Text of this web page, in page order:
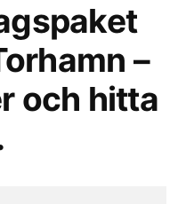
–
och hitta